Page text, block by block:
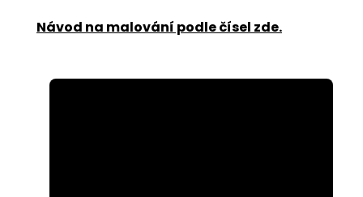
Návod na malování podle čísel zde.